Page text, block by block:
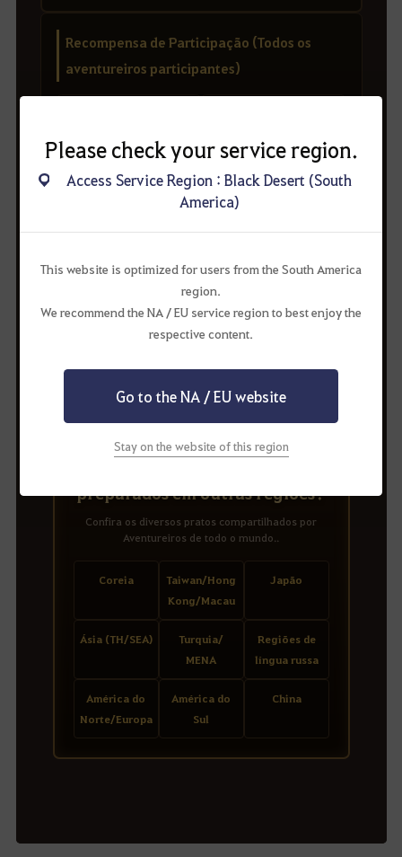
Please check your service region.
Access Service Region : Black Desert (South
America)
This website is optimized for users from the South America
region.
We recommend the NA / EU service region to best enjoy the
respective content.
Go to the NA / EU website
Stay on the website of this region
Recompensa de Participação (Todos os
aventureiros participantes)
Utensílios Culinários
Baú de Refeição Superior
Aprimoramento de Vida III
* Participações que não atenderem a todas as condições
obrigatórias poderão ser excluídas da seleção de
🌐Que banquetes foram
preparados em outras regiões?
Confira os diversos pratos compartilhados por
Aventureiros de todo o mundo..
Coreia
Taiwan/Hong
Kong/Macau
Japão
Ásia (TH/SEA)
Turquia/
MENA
Regiões de
língua russa
América do
Norte/Europa
América do
Sul
China